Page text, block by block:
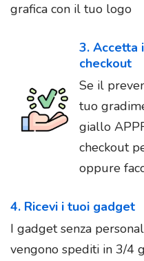
grafica con il tuo logo
3. Accetta
checkout
Se il
tuo
giallo
checkout
oppure
4. Ricevi i tuoi gadget
I gadget senza
vengono spediti in 3/4